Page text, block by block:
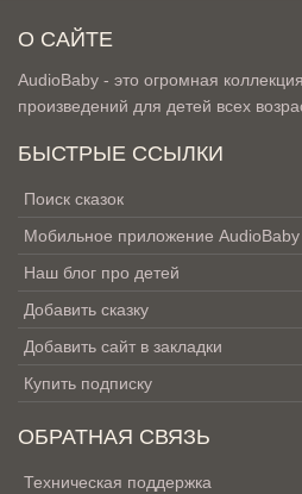
О САЙТЕ
AudioBaby - это огромная
произведений для детей всех
БЫСТРЫЕ ССЫЛКИ
Поиск сказок
Мобильное приложение AudioBaby
Наш блог про детей
Добавить сказку
Добавить сайт в закладки
Купить подписку
ОБРАТНАЯ СВЯЗЬ
Техническая поддержка